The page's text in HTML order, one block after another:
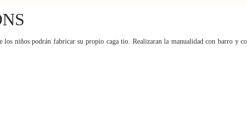
niños podrán fabricar su propio caga tio. Realizaran la manualidad con barro y